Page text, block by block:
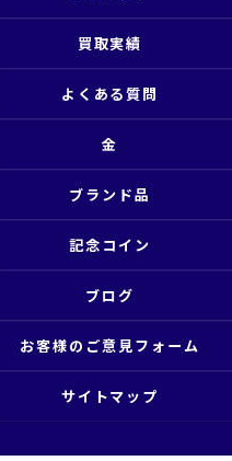
買取実績
よくある質問
金
ブランド品
記念コイン
ブログ
お客様のご意見フォーム
サイトマップ